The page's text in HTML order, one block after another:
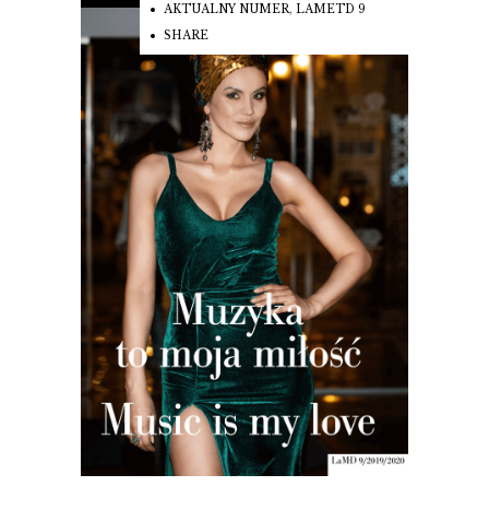
AKTUALNY NUMER, LAMETD 9
SHARE